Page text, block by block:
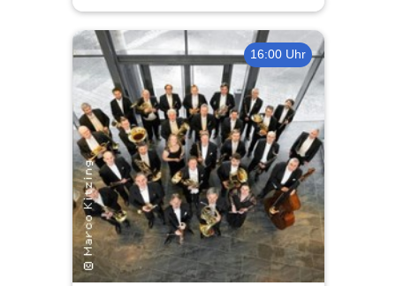
16:00 Uhr